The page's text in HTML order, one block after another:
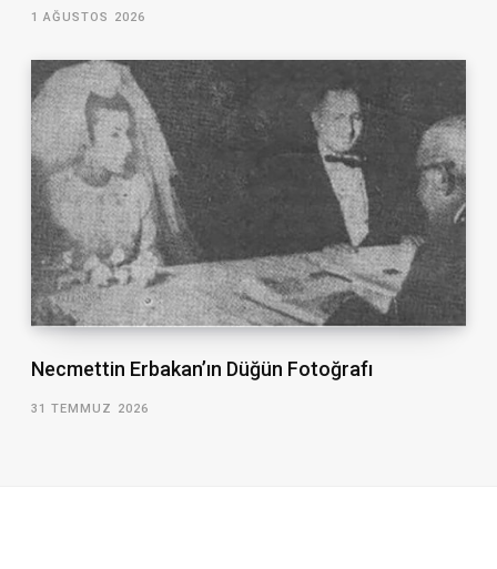
1 AĞUSTOS 2026
Necmettin Erbakan’ın Düğün Fotoğrafı
31 TEMMUZ 2026